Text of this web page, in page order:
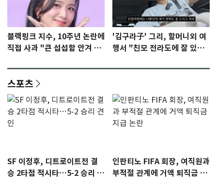
블랙핑크 지수, 10주년 논란에
직접 사과 "큰 섭섭함 안겨 미
'김구라子' 그리, 할머니외 여
행서 "친모 전라도에 잘 있
스포츠
SF 이정후, 디트로이트전 결
승 2타점 적시타…5-2 승리 견
인판티노 FIFA 회장, 여직원과
부적절 관계에 거액 퇴직금 지